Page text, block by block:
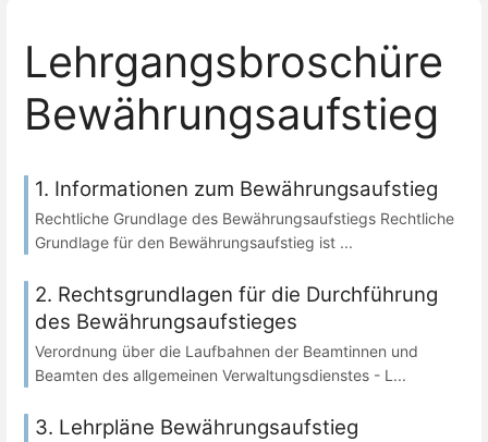
Lehrgangsbroschüre
Bewährungsaufstieg
1. Informationen zum Bewährungsaufstieg
Rechtliche Grundlage des Bewährungsaufstiegs Rechtliche
Grundlage für den Bewährungsaufstieg ist ...
2. Rechtsgrundlagen für die Durchführung
des Bewährungsaufstieges
Verordnung über die Laufbahnen der Beamtinnen und
Beamten des allgemeinen Verwaltungsdienstes - L...
3. Lehrpläne Bewährungsaufstieg